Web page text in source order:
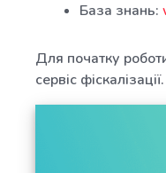
База знань:
Для початку
сервіс фіскалізації.